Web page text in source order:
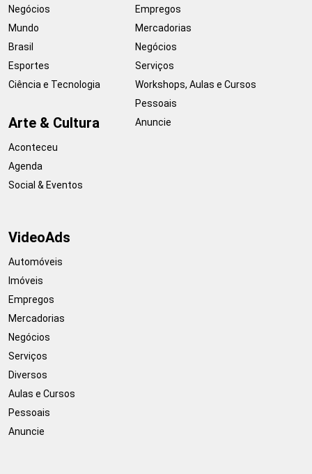
Negócios
Mundo
Brasil
Esportes
Ciência e Tecnologia
Arte & Cultura
Aconteceu
Agenda
Social & Eventos
Empregos
Mercadorias
Negócios
Serviços
Workshops, Aulas e Cursos
Pessoais
Anuncie
VideoAds
Automóveis
Imóveis
Empregos
Mercadorias
Negócios
Serviços
Diversos
Aulas e Cursos
Pessoais
Anuncie